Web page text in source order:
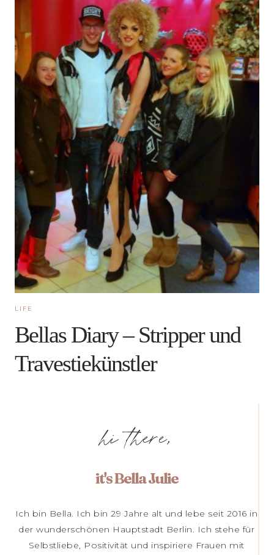
LIFE
Bellas Diary – Stripper und
Travestiekünstler
hi there,
it's Bella Julie
Ich bin Bella. Ich bin 29 Jahre alt und lebe seit 2016 in
der wunderschönen Hauptstadt Berlin. Ich stehe für
Selbstliebe, Positivität und inspiriere Frauen mit